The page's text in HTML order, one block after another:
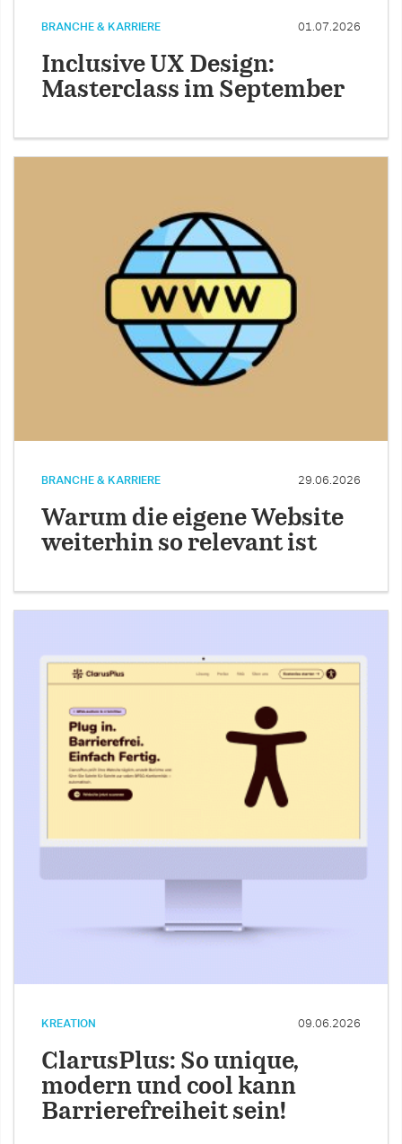
BRANCHE & KARRIERE 01.07.2026
Inclusive UX Design:
Masterclass im September
BRANCHE & KARRIERE 29.06.2026
Warum die eigene Website
weiterhin so relevant ist
KREATION 09.06.2026
ClarusPlus: So unique,
modern und cool kann
Barrierefreiheit sein!